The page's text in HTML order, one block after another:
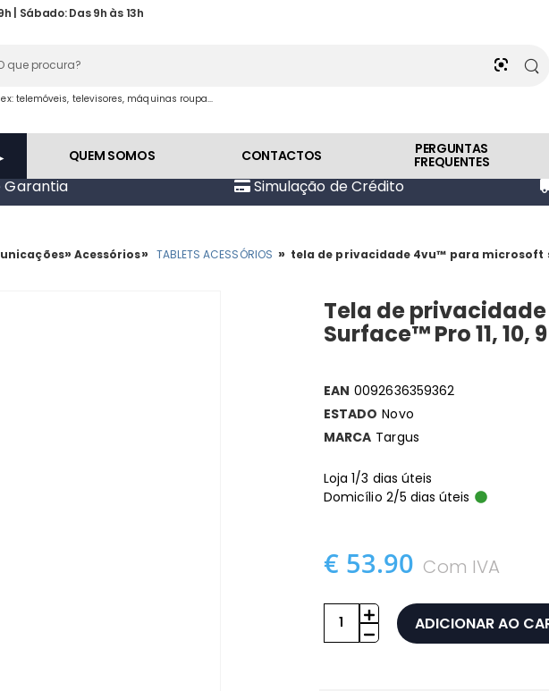
| Sábado: Das 9h às 13h
ex: telemóveis, televisores, máquinas roupa...
QUEM SOMOS CONTACTOS PERGUNTAS
FREQUENTES
Garantia Simulação de Crédito
»Acessórios» TABLETS ACESSÓRIOS » tela de privacidade 4vu™ para microsoft
Tela de
Surface™ Pro 11, 10,
EAN 0092636359362
ESTADO Novo
MARCA Targus
Loja 1/3 dias úteis
Domicílio 2/5 dias úteis
€ 53.90 Com IVA
ADICIONAR AO